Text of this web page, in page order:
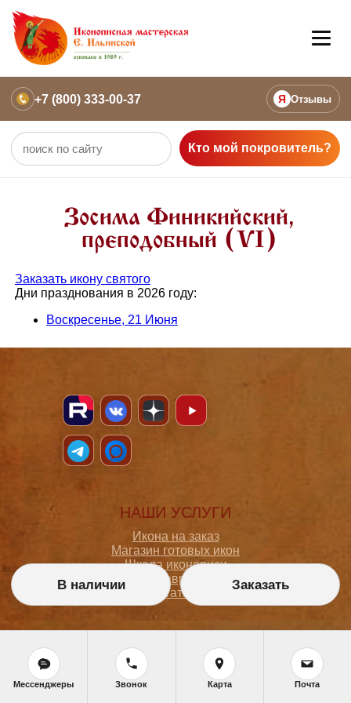
+7 (800) 333-00-37 Я Отзывы
Кто мой покровитель?
Зосима Финикийский,
преподобный (VI)
Заказать икону святого
Дни празднования в 2026 году:
Воскресенье, 21 Июня
НАШИ УСЛУГИ
Икона на заказ
Магазин готовых икон
Школа иконописи
Реставрация
Статьи
О мастерской
Как сделать заказ
Доставка и оплата
В наличии Заказать
Мессенджеры Звонок Карта Почта